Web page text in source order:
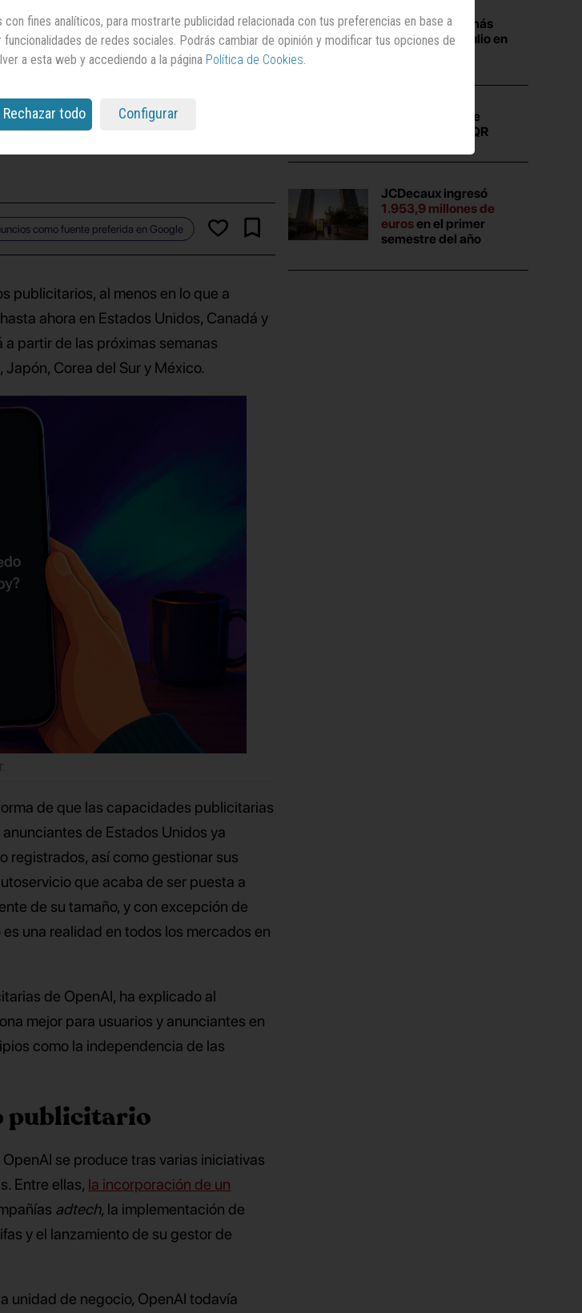
probará
momento en Estados Unidos,
como fuente preferida en Google
publicitarios, al menos en lo que a
ahora en Estados Unidos, Canadá y
a partir de las próximas semanas
Corea del Sur y México.
de que las capacidades publicitarias
de Estados Unidos ya
registrados, así como gestionar sus
que acaba de ser puesta a
de su tamaño, y con excepción de
una realidad en todos los mercados en
de OpenAI, ha explicado al
mejor para usuarios y anunciantes en
como la independencia de las
publicitario
se produce tras varias iniciativas
Entre ellas, la incorporación de un
adtech, la implementación de
y el lanzamiento de su gestor de
unidad de negocio, OpenAI todavía
Las campañas más
vistas durante julio en
que se
escondía en un QR
JCDecaux ingresó
1.953,9 millones de
eurosen el primer
semestre del año
fines analíticos, para mostrarte publicidad relacionada con tus preferencias en base a
de redes sociales. Podrás cambiar de opinión y modificar tus opciones de
a esta web y accediendo a la página Política de Cookies
Rechazar todo Configurar